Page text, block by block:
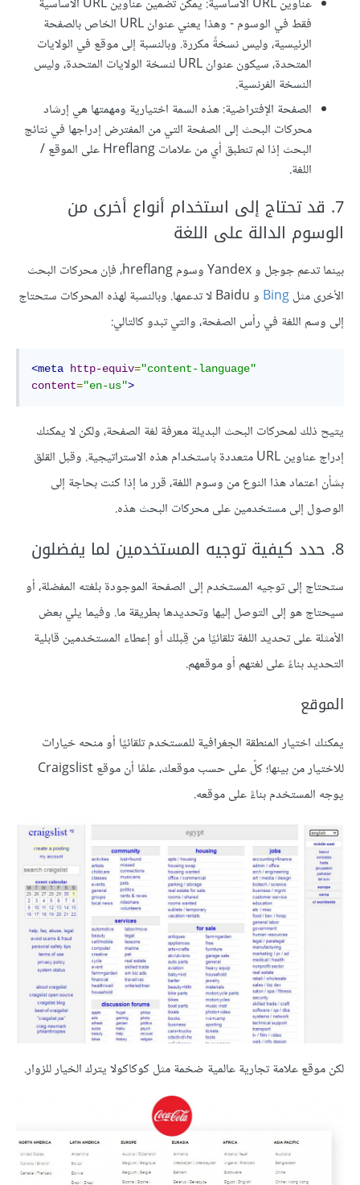
عناوين URL الأساسية: يمكن تضمين عناوين URL الأساسية
فقط في الوسوم - وهذا يعني عنوان URL الخاص بالصفحة
الرئيسية، وليس نسخةً مكررة. وبالنسبة إلى موقع في الولايات
المتحدة، سيكون عنوان URL لنسخة الولايات المتحدة، وليس
النسخة الفرنسية.
الصفحة الإفتراضية: هذه السمة اختيارية ومهمتها هي إرشاد
محركات البحث إلى الصفحة التي من المفترض إدراجها في نتائج
البحث إذا لم تنطبق أي من علامات Hreflang على الموقع /
اللغة.
7. قد تحتاج إلى استخدام أنواع أخرى من
الوسوم الدالة على اللغة
بينما تدعم جوجل و Yandex وسوم hreflang، فإن محركات البحث
الأخرى مثلBing
و Baidu لا تدعمها. وبالنسبة لهذه المحركات ستحتاج
إلى وسم اللغة في رأس الصفحة، والتي تبدو كالتالي:
<meta http-equiv="content-language"
content="en-us">
يتيح ذلك لمحركات البحث البديلة معرفة لغة الصفحة، ولكن لا يمكنك
إدراج عناوين URL متعددة باستخدام هذه الاستراتيجية. وقبل القلق
بشأن اعتماد هذا النوع من وسوم اللغة، قرر ما إذا كنت بحاجة إلى
الوصول إلى مستخدمين على محركات البحث هذه.
8. حدد كيفية توجيه المستخدمين لما يفضلون
ستحتاج إلى توجيه المستخدم إلى الصفحة الموجودة بلغته المفضلة، أو
سيحتاج هو إلى التوصل إليها وتحديدها بطريقة ما. وفيما يلي بعض
الأمثلة على تحديد اللغة تلقائيًا من قِبلك أو إعطاء المستخدمين قابلية
التحديد بناءً على لغتهم أو موقعهم.
الموقع
يمكنك اختيار المنطقة الجغرافية للمستخدم تلقائيًا أو منحه خيارات
للاختيار من بينها؛ كلّ على حسب موقعك، علمًا أن موقع Craigslist
يوجه المستخدم بناءً على موقعه.
لكن موقع علامة تجارية عالمية ضخمة مثل كوكاكولا يترك الخيار للزوار.